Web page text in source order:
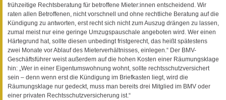
frühzeitige Rechtsberatung für betroffene Mieter:innen entscheidend. Wir
raten allen Betroffenen, nicht vorschnell und ohne rechtliche Beratung auf die
Kündigung zu antworten, erst recht sich nicht zum Auszug drängen zu lassen,
zumal meist nur eine geringe Umzugspauschale angeboten wird. Wer einen
Härtegrund hat, sollte diesen unbedingt fristgerecht, das heißt spätestens
zwei Monate vor Ablauf des Mieterverhältnisses, einlegen.“ Der BMV-
Geschäftsführer weist außerdem auf die hohen Kosten einer Räumungsklage
hin: „Wer in einer Eigentumswohnung wohnt, sollte rechtsschutzversichert
sein – denn wenn erst die Kündigung im Briefkasten liegt, wird die
Räumungsklage nur gedeckt, muss man bereits drei Mitglied im BMV oder
einer privaten Rechtsschutzversicherung ist.“